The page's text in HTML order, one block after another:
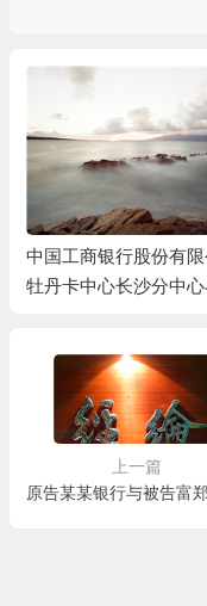
中国工商银行股份有限
牡丹卡中心长沙分中心
上一篇